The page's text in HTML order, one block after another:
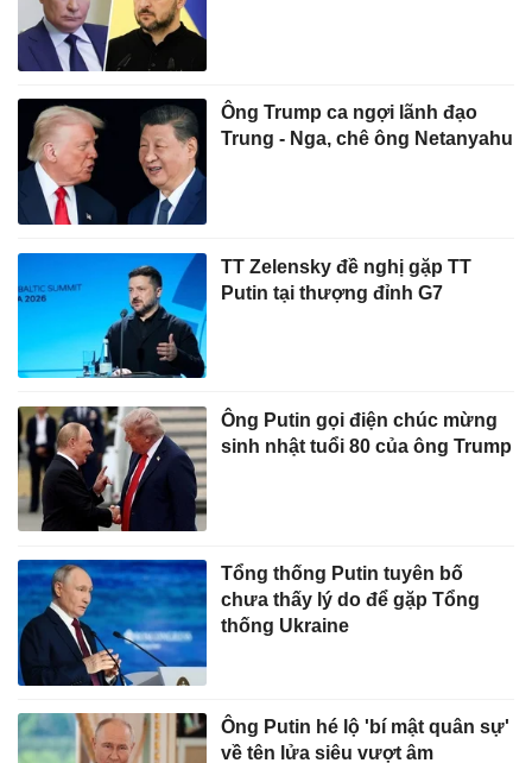
Ông Trump ca ngợi lãnh đạo
Trung - Nga, chê ông Netanyahu
TT Zelensky đề nghị gặp TT
Putin tại thượng đỉnh G7
Ông Putin gọi điện chúc mừng
sinh nhật tuổi 80 của ông Trump
Tổng thống Putin tuyên bố
chưa thấy lý do để gặp Tổng
thống Ukraine
Ông Putin hé lộ 'bí mật quân sự'
về tên lửa siêu vượt âm